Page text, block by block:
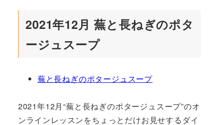
2021年12月 蕪と長ねぎのポタ
ージュスープ
蕪と長ねぎのポタージュスープ
2021年12月“蕪と長ねぎのポタージュスープ”のオ
ンラインレッスンをちょっとだけお見せするダイ